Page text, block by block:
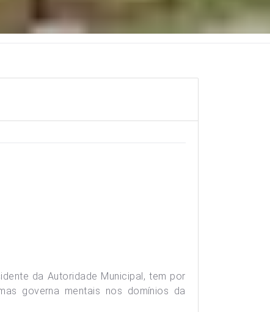
da Autoridade Municipal, tem por
governa mentais nos domínios da